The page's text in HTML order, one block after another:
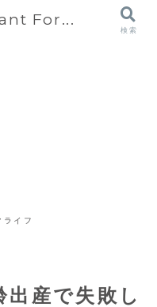
ライフ
出産で失敗し
For...
検索